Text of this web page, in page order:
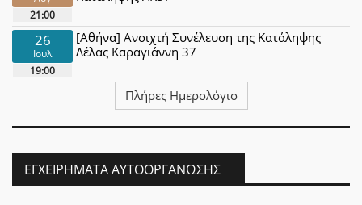
21:00
26
Ιουλ
19:00
[Αθήνα] Ανοιχτή Συνέλευση της Κατάληψης
Λέλας Καραγιάννη 37
Πλήρες Ημερολόγιο
ΕΓΧΕΙΡΉΜΑΤΑ ΑΥΤΟΟΡΓΆΝΩΣΗΣ